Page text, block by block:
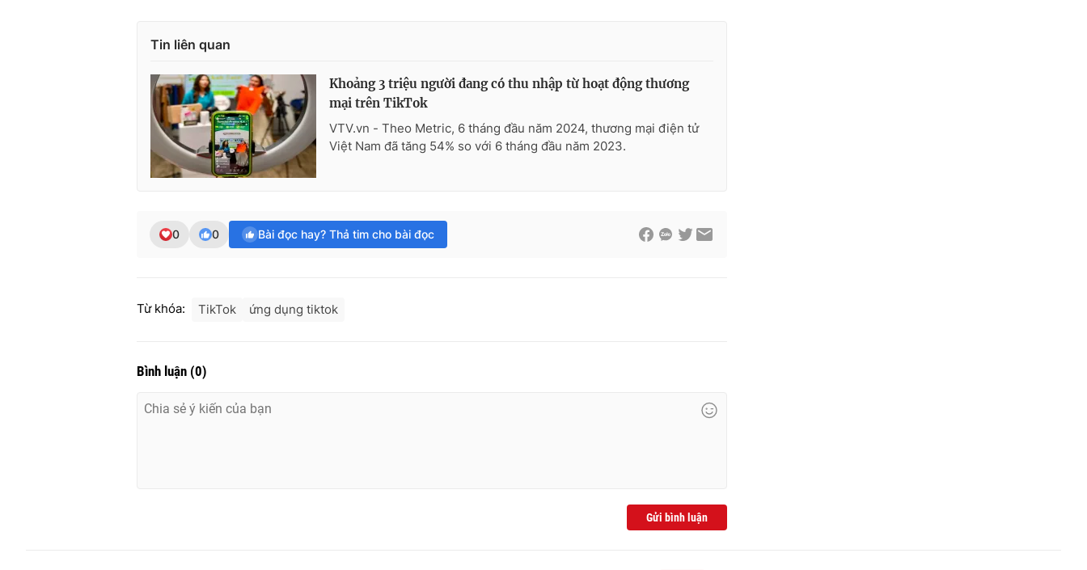
Tin liên quan
Khoảng 3 triệu người đang có thu nhập từ hoạt động thương
mại trên TikTok
VTV.vn - Theo Metric, 6 tháng đầu năm 2024, thương mại điện tử
Việt Nam đã tăng 54% so với 6 tháng đầu năm 2023.
0 0 Bài đọc hay? Thả tim cho bài đọc
Từ khóa: TikTok ứng dụng tiktok
Bình luận (0)
Gửi bình luận